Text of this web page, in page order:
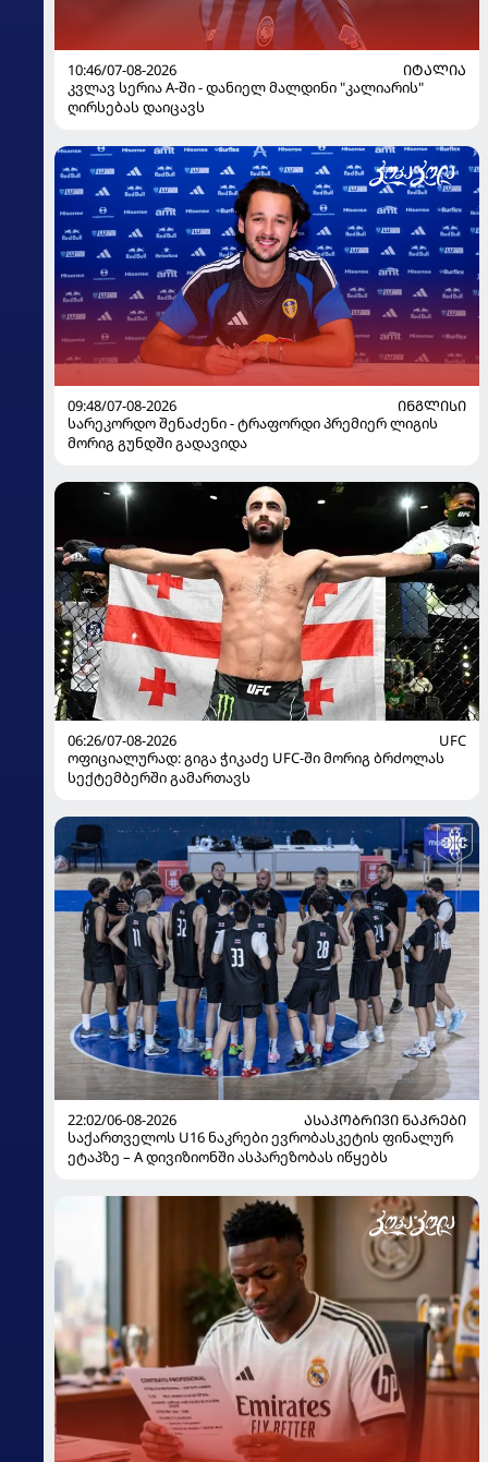
10:46/07-08-2026
ᲘᲢᲐᲚᲘᲐ
კვლავ სერია A-ში - დანიელ მალდინი "კალიარის"
ღირსებას დაიცავს
09:48/07-08-2026
ᲘᲜᲒᲚᲘᲡᲘ
სარეკორდო შენაძენი - ტრაფორდი პრემიერ ლიგის
მორიგ გუნდში გადავიდა
06:26/07-08-2026
UFC
ოფიციალურად: გიგა ჭიკაძე UFC-ში მორიგ ბრძოლას
სექტემბერში გამართავს
22:02/06-08-2026
ᲐᲡᲐᲙᲝᲑᲠᲘᲕᲘ ᲜᲐᲙᲠᲔᲑᲘ
საქართველოს U16 ნაკრები ევრობასკეტის ფინალურ
ეტაპზე – A დივიზიონში ასპარეზობას იწყებს